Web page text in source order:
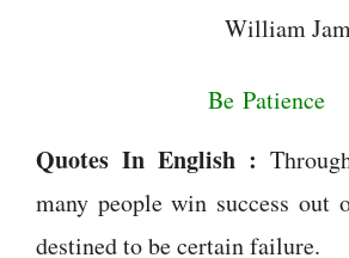
William
Be Patience
Quotes In English :
many people win success out
destined to be certain failure.